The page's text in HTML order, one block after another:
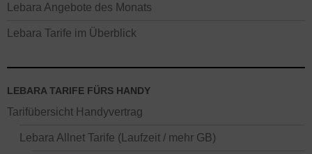
Lebara Angebote des Monats
Lebara Tarife im Überblick
LEBARA TARIFE FÜRS HANDY
Tarifübersicht Handyvertrag
Lebara Allnet Tarife (Laufzeit / mehr GB)